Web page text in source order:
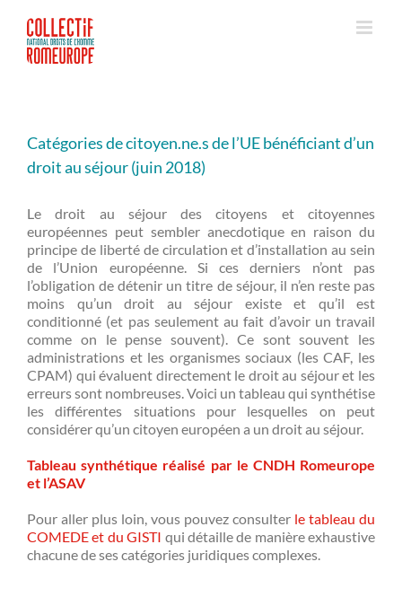
contenu
Catégories de citoyen.ne.s de l’UE bénéficiant d’un
droit au séjour (juin 2018)
Le droit au séjour des citoyens et citoyennes
européennes peut sembler anecdotique en raison du
principe de liberté de circulation et d’installation au sein
de l’Union européenne. Si ces derniers n’ont pas
l’obligation de détenir un titre de séjour, il n’en reste pas
moins qu’un droit au séjour existe et qu’il est
conditionné (et pas seulement au fait d’avoir un travail
comme on le pense souvent). Ce sont souvent les
administrations et les organismes sociaux (les CAF, les
CPAM) qui évaluent directement le droit au séjour et les
erreurs sont nombreuses. Voici un tableau qui synthétise
les différentes situations pour lesquelles on peut
considérer qu’un citoyen européen a un droit au séjour.
Tableau synthétique réalisé par le CNDH Romeurope
et l’ASAV
Pour aller plus loin, vous pouvez consulter le tableau du
COMEDE et du GISTI qui détaille de manière exhaustive
chacune de ses catégories juridiques complexes.